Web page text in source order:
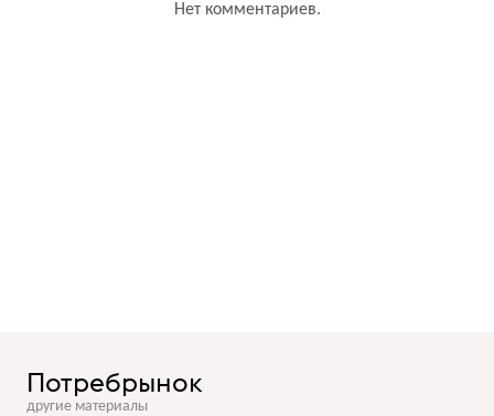
Нет комментариев.
Потребрынок
другие материалы